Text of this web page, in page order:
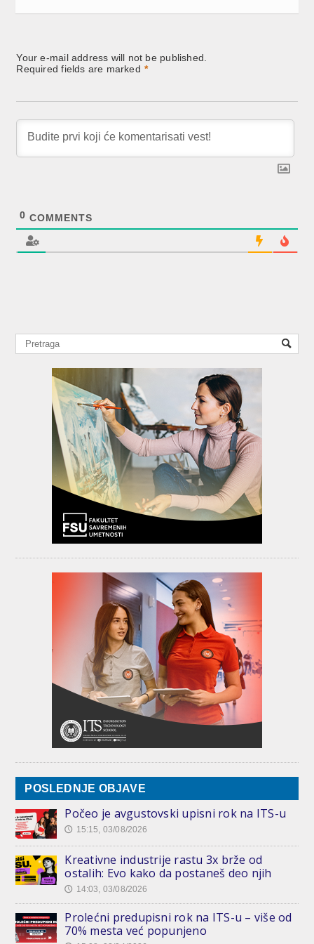
Your e-mail address will not be published.
Required fields are marked *
0 COMMENTS
POSLEDNJE OBJAVE
Počeo je avgustovski upisni rok na ITS-u
🕔 15:15, 03/08/2026
Kreativne industrije rastu 3x brže od
ostalih: Evo kako da postaneš deo njih
🕔 14:03, 03/08/2026
Prolećni predupisni rok na ITS-u – više od
70% mesta već popunjeno